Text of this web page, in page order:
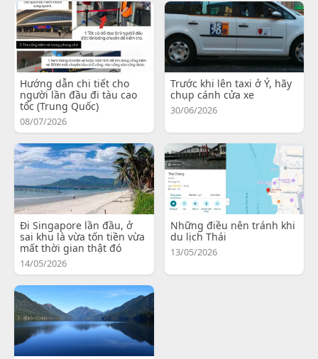
Hướng dẫn chi tiết cho
người lần đầu đi tàu cao
tốc (Trung Quốc)
08/07/2026
Trước khi lên taxi ở Ý, hãy
chụp cánh cửa xe
30/06/2026
Đi Singapore lần đầu, ở
sai khu là vừa tốn tiền vừa
mất thời gian thật đó
14/05/2026
Những điều nên tránh khi
du lịch Thái
13/05/2026